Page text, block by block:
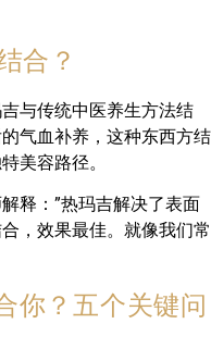
合？
与传统中医养生方法结
气血补养，这种东西方结
美容路径。
释：”热玛吉解决了表面
，效果最佳。就像我们常
你？五个关键问